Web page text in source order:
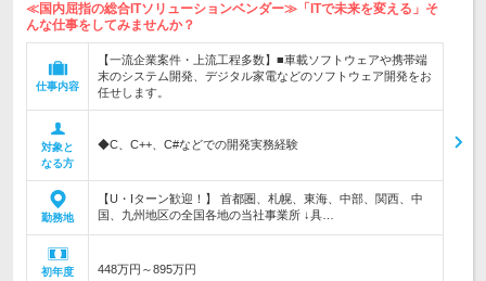
≪国内屈指の総合ITソリューションベンダー≫「ITで未来を変える」そ
んな仕事をしてみませんか？
仕事内容
【一流企業案件・上流工程多数】■車載ソフトウェアや携帯端
末のシステム開発、デジタル家電などのソフトウェア開発をお
任せします。
対象と
なる方
◆C、C++、C#などでの開発実務経験
勤務地
【U・Iターン歓迎！】 首都圏、札幌、東海、中部、関西、中
国、九州地区の全国各地の当社事業所 ↓具…
初年度
448万円～895万円